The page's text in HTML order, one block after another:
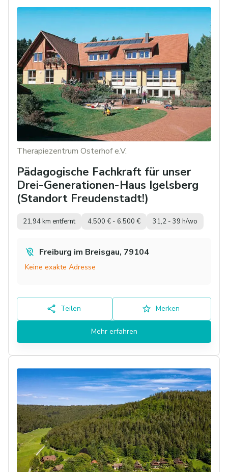
Therapiezentrum Osterhof e.V.
Pädagogische Fachkraft für unser
Drei-Generationen-Haus Igelsberg
(Standort Freudenstadt!)
21,94 km entfernt 4.500 € - 6.500 € 31,2 - 39 h/wo
Freiburg im Breisgau, 79104
Keine exakte Adresse
Teilen Merken
Mehr erfahren